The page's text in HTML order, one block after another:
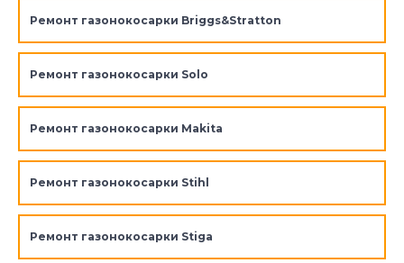
Ремонт газонокосарки Briggs&Stratton
Ремонт газонокосарки Solo
Ремонт газонокосарки Makita
Ремонт газонокосарки Stihl
Ремонт газонокосарки Stiga